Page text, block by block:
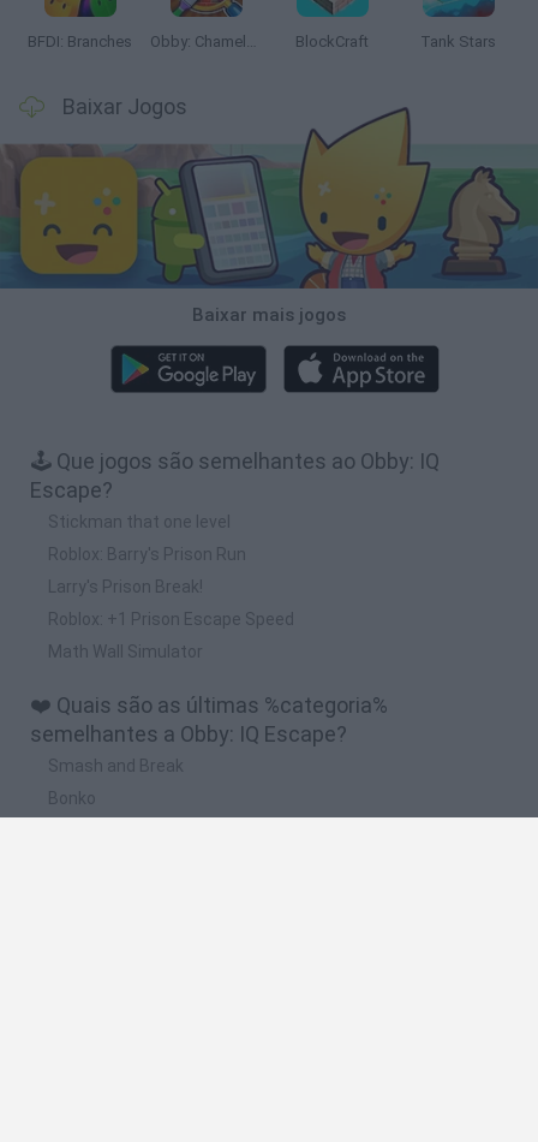
BFDI: Branches Obby: Chameleon: Paint & Hide BlockCraft Tank Stars
Baixar Jogos
Baixar mais jogos
🕹️ Que jogos são semelhantes ao Obby: IQ
Escape?
Stickman that one level
Roblox: Barry's Prison Run
Larry's Prison Break!
Roblox: +1 Prison Escape Speed
Math Wall Simulator
❤️ Quais são as últimas %categoria%
semelhantes a Obby: IQ Escape?
Smash and Break
Bonko